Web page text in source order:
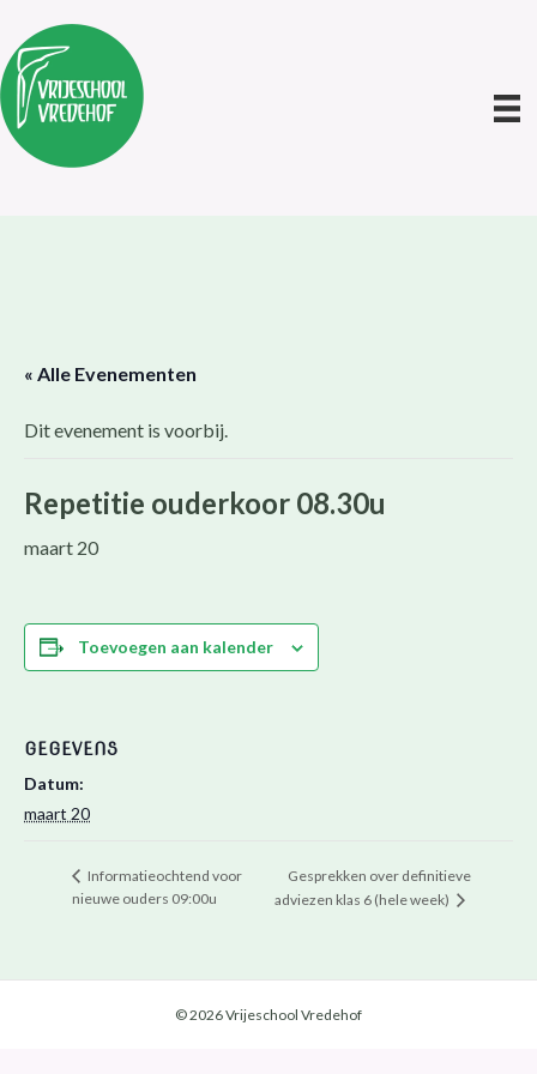
« Alle Evenementen
Dit evenement is voorbij.
Repetitie ouderkoor 08.30u
maart 20
Toevoegen aan kalender
GEGEVENS
Datum:
maart 20
Informatieochtend voor
nieuwe ouders 09:00u
Gesprekken over definitieve
adviezen klas 6 (hele week)
© 2026 Vrijeschool Vredehof